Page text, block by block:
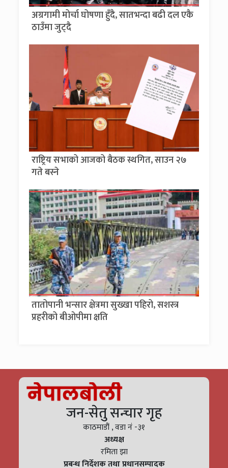
अग्रगामी मोर्चा घोषणा हुँदै, सातभन्दा बढी दल एकै
ठाउँमा जुट्दै
राष्ट्रिय सभाको आजको बैठक स्थगित, साउन २७
गते बस्ने
तातोपानी भन्सार क्षेत्रमा सुख्खा पहिरो, सशस्त्र
प्रहरीको बीओपीमा क्षति
जन-सेतु सन्चार गृह
काठमाडौं , वडा नं -३१
अध्यक्ष
रमिता झा
प्रबन्ध निर्देशक तथा प्रधानसम्पादक